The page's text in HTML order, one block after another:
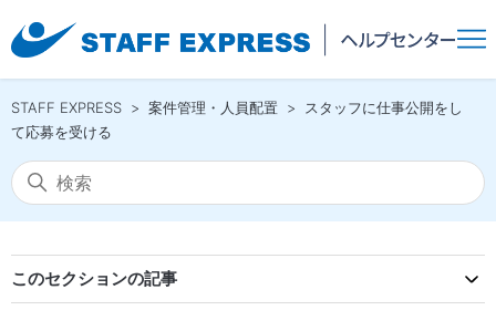
STAFF EXPRESS 案件管理・人員配置
スタッフに仕事公開をし
て応募を受ける
このセクションの記事